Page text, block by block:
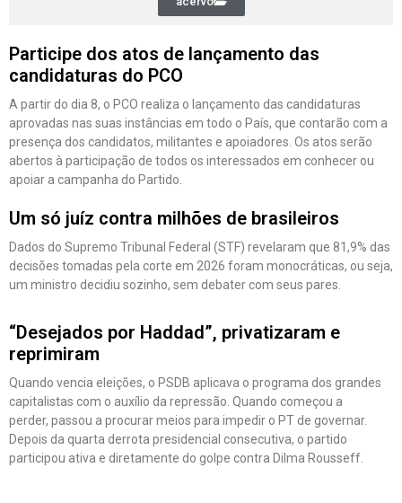
Participe dos atos de lançamento das
candidaturas do PCO
A partir do dia 8, o PCO realiza o lançamento das candidaturas
aprovadas nas suas instâncias em todo o País, que contarão com a
presença dos candidatos, militantes e apoiadores. Os atos serão
abertos à participação de todos os interessados em conhecer ou
apoiar a campanha do Partido.
Um só juíz contra milhões de brasileiros
Dados do Supremo Tribunal Federal (STF) revelaram que 81,9% das
decisões tomadas pela corte em 2026 foram monocráticas, ou seja,
um ministro decidiu sozinho, sem debater com seus pares.
“Desejados por Haddad”, privatizaram e
reprimiram
Quando vencia eleições, o PSDB aplicava o programa dos grandes
capitalistas com o auxílio da repressão. Quando começou a
perder, passou a procurar meios para impedir o PT de governar.
Depois da quarta derrota presidencial consecutiva, o partido
participou ativa e diretamente do golpe contra Dilma Rousseff.